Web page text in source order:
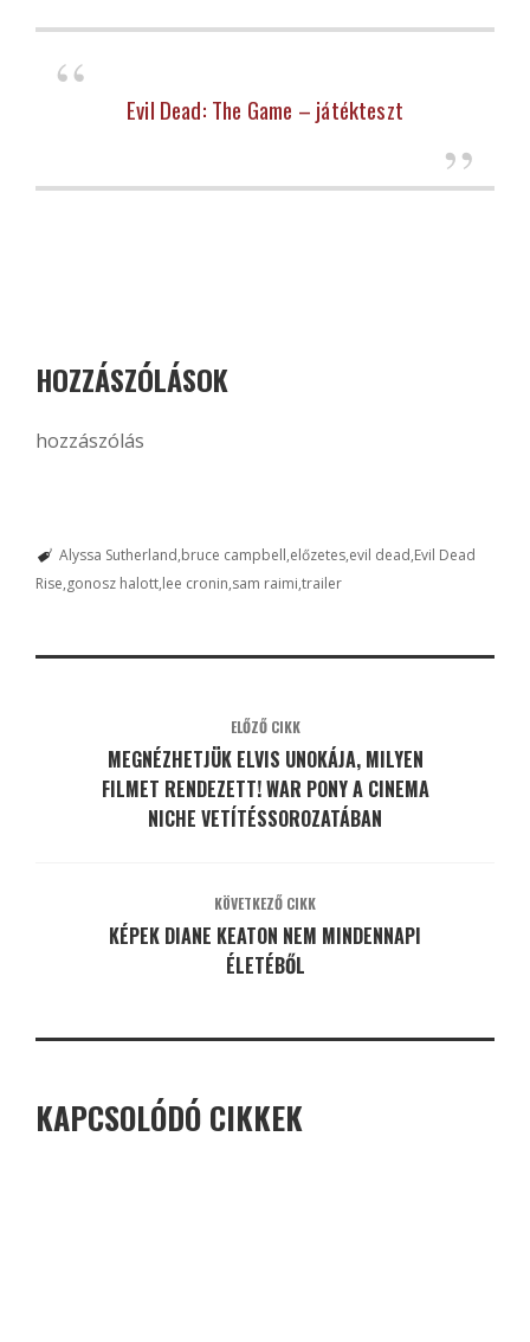
Evil Dead: The Game – játékteszt
HOZZÁSZÓLÁSOK
hozzászólás
Alyssa Sutherland bruce campbell előzetes evil dead Evil Dead
Rise gonosz halott lee cronin sam raimi trailer
ELŐZŐ CIKK
MEGNÉZHETJÜK ELVIS UNOKÁJA, MILYEN
FILMET RENDEZETT! WAR PONY A CINEMA
NICHE VETÍTÉSSOROZATÁBAN
KÖVETKEZŐ CIKK
KÉPEK DIANE KEATON NEM MINDENNAPI
ÉLETÉBŐL
KAPCSOLÓDÓ CIKKEK